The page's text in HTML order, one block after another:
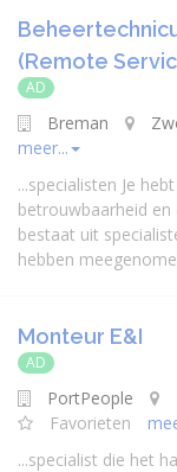
(Remote
AD
Breman
meer...
...specialisten Je
betrouwbaarheid
bestaat uit specialist
hebben
Monteur E&I
AD
PortPeople
Favorieten
...specialist die het